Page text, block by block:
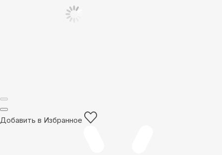
Добавить в Избранное